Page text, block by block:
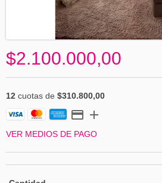
$2.100.000,00
12 cuotas de $310.800,00
VER MEDIOS DE PAGO